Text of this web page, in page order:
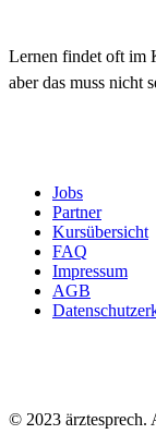
Lernen findet oft im
aber das muss nicht
Jobs
Partner
Kursübersicht
FAQ
Impressum
AGB
© 2023 ärztesprech.